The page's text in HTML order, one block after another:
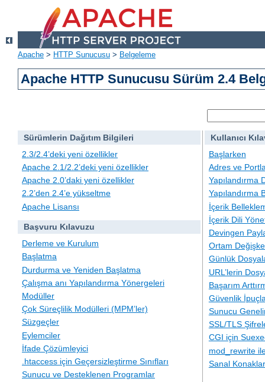
Apache > HTTP Sunucusu > Belgeleme
Apache HTTP Sunucusu Sürüm 2.4
Sürümlerin Dağıtım Bilgileri
2.3/2.4’deki yeni özellikler
Apache 2.1/2.2’deki yeni özellikler
Apache 2.0’daki yeni özellikler
2.2’den 2.4’e yükseltme
Apache Lisansı
Başvuru Kılavuzu
Derleme ve Kurulum
Başlatma
Durdurma ve Yeniden Başlatma
Çalışma anı Yapılandırma Yönergeleri
Modüller
Çok Süreçlilik Modülleri (MPM’ler)
Süzgeçler
Eylemciler
İfade Çözümleyici
.htaccess için Geçersizleştirme Sınıfları
Sunucu ve Desteklenen Programlar
Kullanıcı
Başlarken
Adres ve
Yapılandırma
Yapılandırma
İçerik
İçerik Dili
Devingen
Ortam
Günlük
URL’lerin
Başarım
Güvenlik
Sunucu
SSL/TLS
CGI için
mod_rewrite
Sanal Konaklar